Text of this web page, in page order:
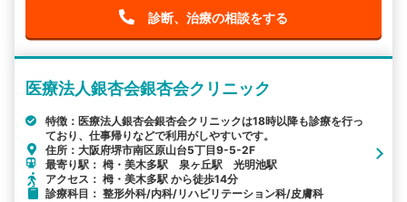
診断、治療の相談をする
医療法人銀杏会銀杏会クリニック
特徴：医療法人銀杏会銀杏会クリニックは18時以降も診療を行っ
ており、仕事帰りなどで利用がしやすいです。
住所：大阪府堺市南区原山台5丁目9-5-2F
最寄り駅： 栂・美木多駅 泉ヶ丘駅 光明池駅
アクセス： 栂・美木多駅 から徒歩14分
診療科目： 整形外科/内科/リハビリテーション科/皮膚科